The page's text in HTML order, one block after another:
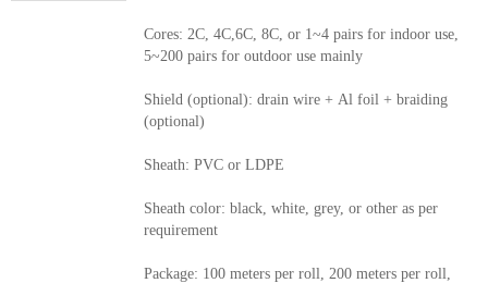
Cores: 2C, 4C,6C, 8C, or 1~4 pairs for indoor use,
5~200 pairs for outdoor use mainly
Shield (optional): drain wire + Al foil + braiding
(optional)
Sheath: PVC or LDPE
Sheath color: black, white, grey, or other as per
requirement
Package: 100 meters per roll, 200 meters per roll,